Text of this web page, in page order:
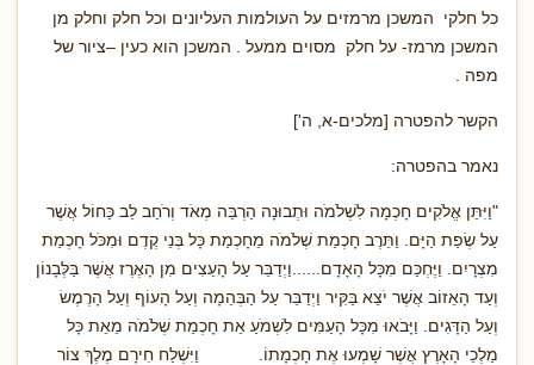
כל חלקי המשכן מרמזים על העולמות העליונים וכל חלק וחלק מן
המשכן מרמז- על חלק מסוים ממעל . המשכן הוא כעין –ציור של
מפה .
הקשר להפטרה [מלכים-א, ה']
נאמר בהפטרה:
"וַיִּתֵּן אֱלֹקִים חָכְמָה לִשְׁלֹמֹה וּתְבוּנָה הַרְבֵּה מְאֹד וְרֹחַב לֵב כַּחוֹל אֲשֶׁר
עַל שְׂפַת הַיָּם. וַתֵּרֶב חָכְמַת שְׁלֹמֹה מֵחָכְמַת כָּל בְּנֵי קֶדֶם וּמִכֹּל חָכְמַת
מִצְרָיִם. וַיֶּחְכַּם מִכָּל הָאָדָם......וַיְדַבֵּר עַל הָעֵצִים מִן הָאֶרֶז אֲשֶׁר בַּלְּבָנוֹן
וְעַד הָאֵזוֹב אֲשֶׁר יֹצֵא בַּקִּיר וַיְדַבֵּר עַל הַבְּהֵמָה וְעַל הָעוֹף וְעַל הָרֶמֶשׂ
וְעַל הַדָּגִים. וַיָּבֹאוּ מִכָּל הָעַמִּים לִשְׁמֹעַ אֵת חָכְמַת שְׁלֹמֹה מֵאֵת כָּל
מַלְכֵי הָאָרֶץ אֲשֶׁר שָׁמְעוּ אֶת חָכְמָתוֹ. וַיִּשְׁלַח חִירָם מֶלֶךְ צוֹר